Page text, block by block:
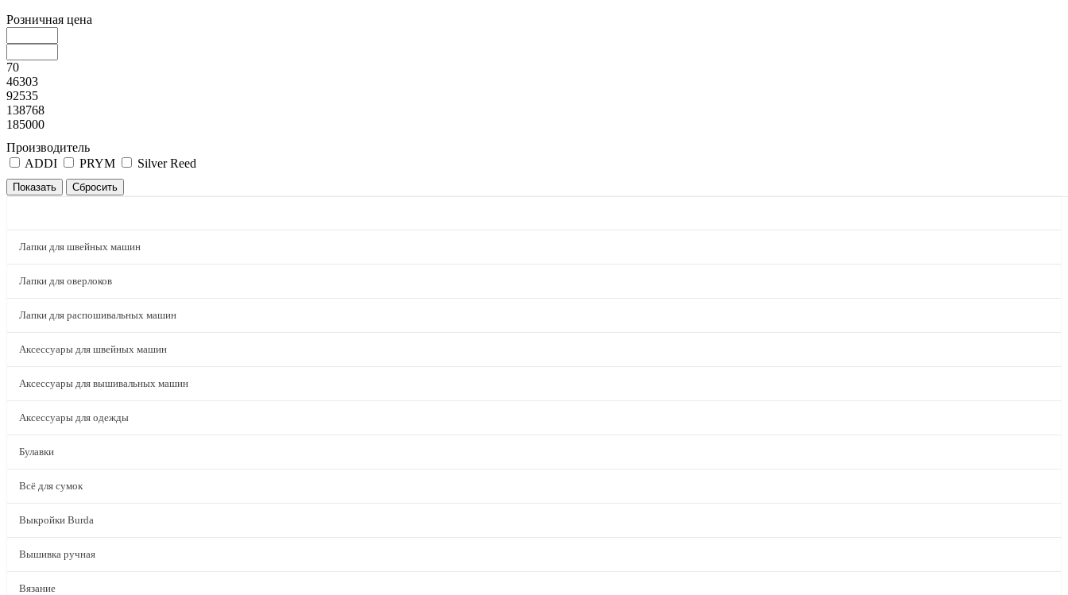
Розничная цена
70
46303
92535
138768
185000
Производитель
ADDI
PRYM Silver Reed
Лапки для швейных машин
Лапки для оверлоков
Лапки для распошивальных машин
Аксессуары для швейных машин
Аксессуары для вышивальных машин
Аксессуары для одежды
Булавки
Всё для сумок
Выкройки Burda
Вышивка ручная
Вязание